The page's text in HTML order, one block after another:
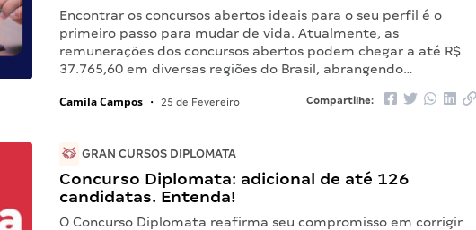
Encontrar os concursos abertos ideais para o seu perfil é o
primeiro passo para mudar de vida. Atualmente, as
remunerações dos concursos abertos podem chegar a até R$
37.765,60 em diversas regiões do Brasil, abrangendo…
Camila Campos • 25 de Fevereiro Compartilhe:
GRAN CURSOS DIPLOMATA
Concurso Diplomata: adicional de até 126
candidatas. Entenda!
O Concurso Diplomata reafirma seu compromisso em corrigir